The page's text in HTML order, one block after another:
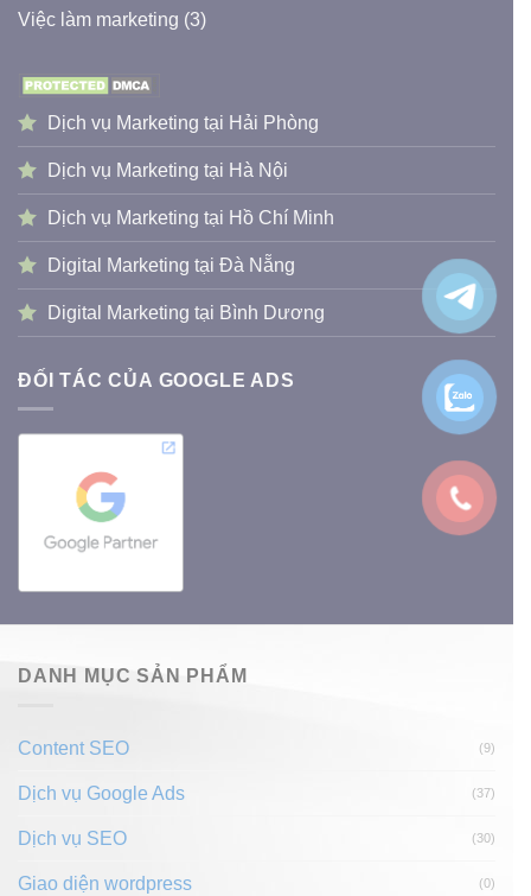
Việc làm marketing (3)
Dịch vụ Marketing tại Hải Phòng
Dịch vụ Marketing tại Hà Nội
Dịch vụ Marketing tại Hồ Chí Minh
Digital Marketing tại Đà Nẵng
Digital Marketing tại Bình Dương
ĐỐI TÁC CỦA GOOGLE ADS
DANH MỤC SẢN PHẨM
Content SEO (9)
Dịch vụ Google Ads (37)
Dịch vụ SEO (30)
Giao diện wordpress (0)